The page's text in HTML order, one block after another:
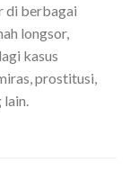
di berbagai
longsor,
kasus
prostitusi,
lain.